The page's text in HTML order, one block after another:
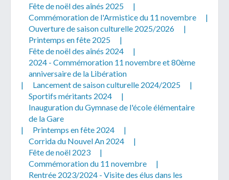
Fête de noël des aînés 2025
|
Commémoration de l'Armistice du 11 novembre
|
Ouverture de saison culturelle 2025/2026
|
Printemps en fête 2025
|
Fête de noël des aînés 2024
|
2024 - Commémoration 11 novembre et 80ème
anniversaire de la Libération
|
Lancement de saison culturelle 2024/2025
|
Sportifs méritants 2024
|
Inauguration du Gymnase de l'école élémentaire
de la Gare
|
Printemps en fête 2024
|
Corrida du Nouvel An 2024
|
Fête de noël 2023
|
Commémoration du 11 novembre
|
Rentrée 2023/2024 - Visite des élus dans les
Télécharger votre fichier
Uniquement PDF (.pdf), JPEG (.jpeg / .jpg) ou
document WORD (.doc, .docx)
NON
En soumettant ce formulaire, j'accepte
que mes données personnelles soient traitées par la
Mairie de Geispolsheim.